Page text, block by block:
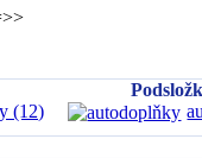
(12)